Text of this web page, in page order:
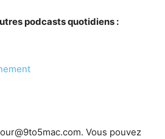
podcasts quotidiens :
. Vous pouvez